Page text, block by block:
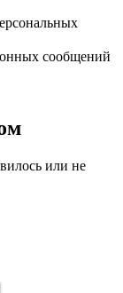
сообщений
или не